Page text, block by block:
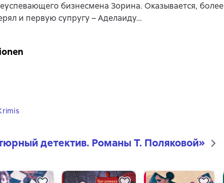
бизнесмена Зорина. Оказывается, более
и первую супругу – Аделаиду…
детектив. Романы Т. Поляковой»